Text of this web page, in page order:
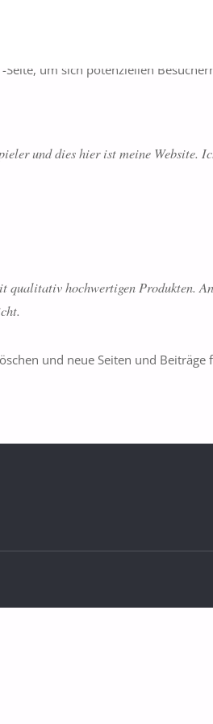
bleibt und (bei den meisten
um sich potenziellen
und dies hier ist meine Website.
hochwertigen Produkten.
und neue Seiten und Beiträge